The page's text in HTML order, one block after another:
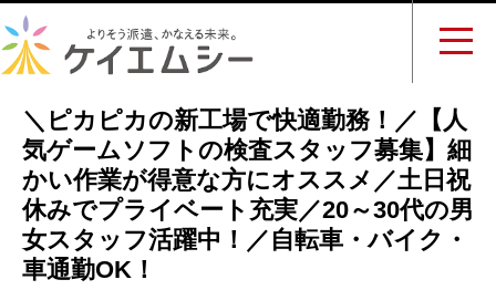
＼ピカピカの新工場で快適勤務！／【人
気ゲームソフトの検査スタッフ募集】細
かい作業が得意な方にオススメ／土日祝
休みでプライベート充実／20～30代の男
女スタッフ活躍中！／自転車・バイク・
車通勤OK！